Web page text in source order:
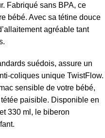
Fabriqué sans BPA, ce
bébé. Avec sa tétine douce
agréable tant
suédois, assure un
coliques unique TwistFlow.
sensible de votre bébé,
paisible. Disponible en
330 ml, le biberon